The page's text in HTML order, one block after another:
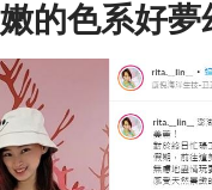
的色系好夢